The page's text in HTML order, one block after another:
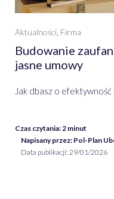
Aktualności Firma
Budowanie
jasne umowy
Jak dbasz o efektywność
Czas czytania: 2 minut
Napisany przez: Pol-Plan
Data publikacji: 29/01/2026